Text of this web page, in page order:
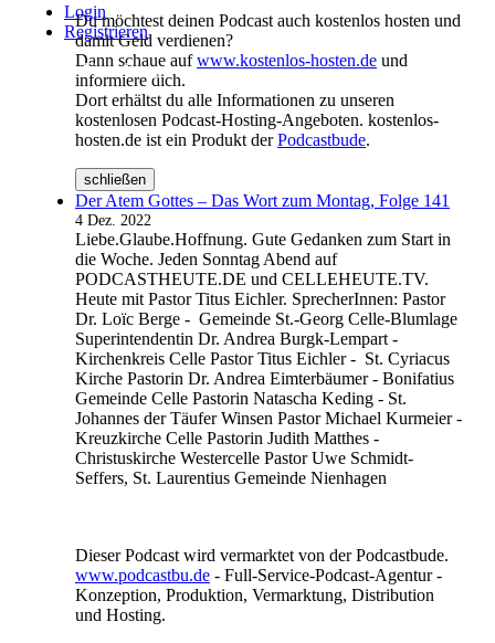
Login
Registrieren
Cookies Einstellung
Du möchtest deinen Podcast auch kostenlos hosten und
damit Geld verdienen?
Dann schaue aufwww.kostenlos-hosten.de und
informiere dich.
Dort erhältst du alle Informationen zu unseren
kostenlosen Podcast-Hosting-Angeboten. kostenlos-
hosten.de ist ein Produkt derPodcastbude.
schließen
Der Atem Gottes – Das Wort zum Montag, Folge 141
4 Dez. 2022
Liebe.Glaube.Hoffnung. Gute Gedanken zum Start in
die Woche. Jeden Sonntag Abend auf
PODCASTHEUTE.DE und CELLEHEUTE.TV.
Heute mit Pastor Titus Eichler. SprecherInnen: Pastor
Dr. Loïc Berge - Gemeinde St.-Georg Celle-Blumlage
Superintendentin Dr. Andrea Burgk-Lempart -
Kirchenkreis Celle Pastor Titus Eichler - St. Cyriacus
Kirche Pastorin Dr. Andrea Eimterbäumer - Bonifatius
Gemeinde Celle Pastorin Natascha Keding - St.
Johannes der Täufer Winsen Pastor Michael Kurmeier -
Kreuzkirche Celle Pastorin Judith Matthes -
Christuskirche Westercelle Pastor Uwe Schmidt-
Seffers, St. Laurentius Gemeinde Nienhagen
Dieser Podcast wird vermarktet von der Podcastbude.
www.podcastbu.de - Full-Service-Podcast-Agentur -
Konzeption, Produktion, Vermarktung, Distribution
und Hosting.